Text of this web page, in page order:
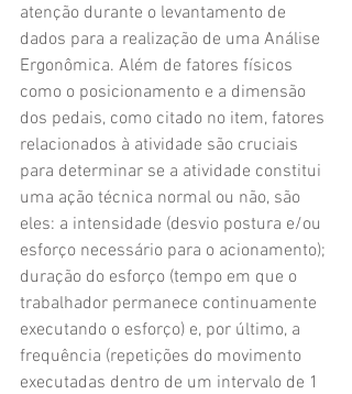
atenção durante o levantamento de
dados para a realização de uma Análise
Ergonômica. Além de fatores físicos
como o posicionamento e a dimensão
dos pedais, como citado no item, fatores
relacionados à atividade são cruciais
para determinar se a atividade constitui
uma ação técnica normal ou não, são
eles: a intensidade (desvio postura e/ou
esforço necessário para o acionamento);
duração do esforço (tempo em que o
trabalhador permanece continuamente
executando o esforço) e, por último, a
frequência (repetições do movimento
executadas dentro de um intervalo de 1